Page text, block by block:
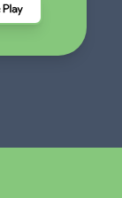
det på Google Play